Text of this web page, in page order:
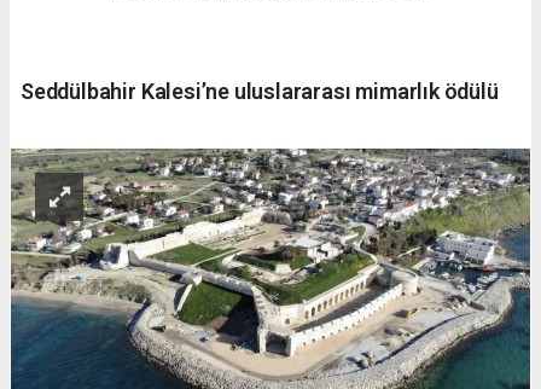
Seddülbahir Kalesi’ne uluslararası mimarlık ödülü